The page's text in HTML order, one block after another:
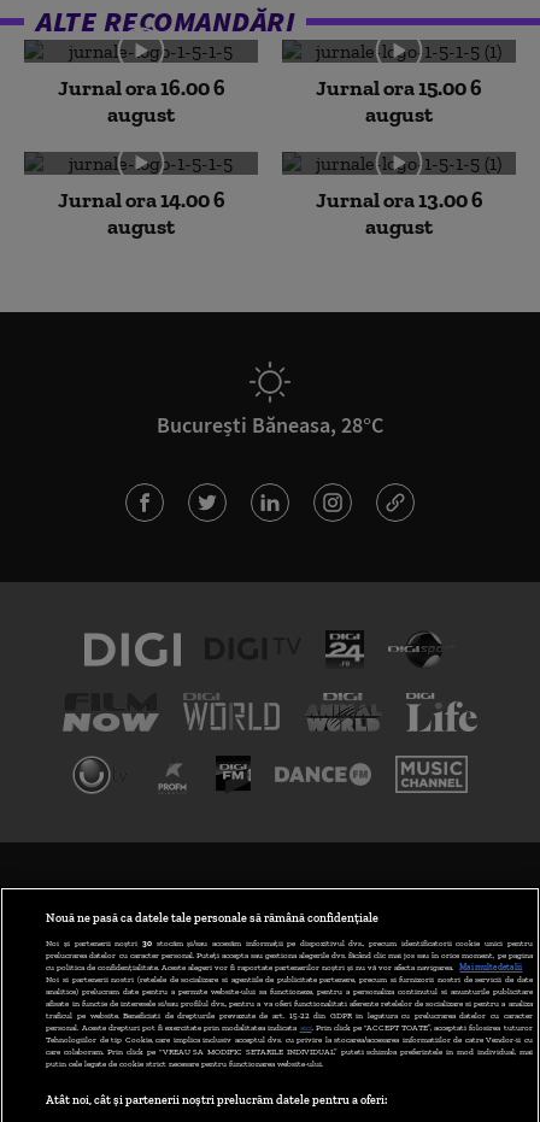
ALTE RECOMANDĂRI
Jurnal ora 16.00 6
august
Jurnal ora 15.00 6
august
Jurnal ora 14.00 6
august
Jurnal ora 13.00 6
august
București Băneasa, 28°C
ABONARE DIGI TV
GESTIONAȚI PREFERINȚELE
CODUL DIGI24
CAMERE WEB
CONTACT/INFO
Nouă ne pasă ca datele tale personale să rămână confidențiale
Noi și partenerii noștri 30stocăm și/sau accesăm informații pe dispozitivul dvs., precum identificatorii cookie unici pentru
prelucrarea datelor cu caracter personal. Puteți accepta sau gestiona alegerile dvs. făcând clic mai jos sau în orice moment, pe pagina
cu politica de confidențialitate. Aceste alegeri vor fi raportate partenerilor noștri și nu vă vor afecta navigarea.
Mai multe detalii
Noi si partenerii nostri (retelele de socializare si agentiile de publicitate partenere, precum si furnizorii nostri de servicii de date
analitice) prelucram date pentru a permite website-ului sa functioneze, pentru a personaliza continutul si anunturile publicitare
afisate in functie de interesele si/sau profilul dvs., pentru a va oferi functionalitati aferente retelelor de socializare si pentru a analiza
traficul pe website. Beneficiati de drepturile prevazute de art. 15-22 din GDPR in legatura cu prelucrarea datelor cu caracter
personal. Aceste drepturi pot fi exercitate prin modalitatea indicata aici. Prin click pe “ACCEPT TOATE”, acceptati folosirea tuturor
Tehnologiilor de tip Cookie, care implica inclusiv acceptul dvs. cu privire la stocarea/accesarea informatiilor de catre Vendor-ii cu
care colaboram. Prin click pe “VREAU SA MODIFIC SETARILE INDIVIDUAL” puteti schimba preferintele in mod individual, mai
putin cele legate de cookie strict necesare pentru functionarea website-ului.
Atât noi, cât și partenerii noștri prelucrăm datele pentru a oferi: